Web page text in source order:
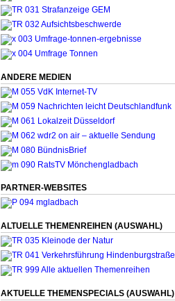
ANDERE MEDIEN
PARTNER-WEBSITES
ALTUELLE THEMENREIHEN (AUSWAHL)
AKTUELLE THEMENSPECIALS (AUSWAHL)